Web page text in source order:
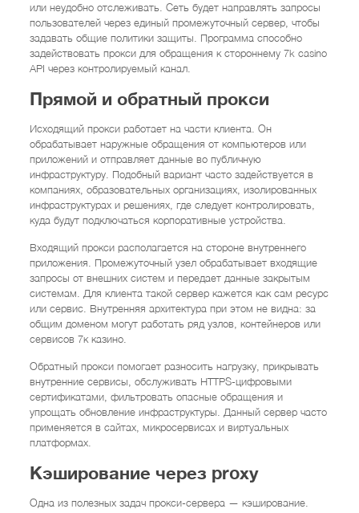
или неудобно отслеживать. Сеть будет направлять запросы
пользователей через единый промежуточный сервер, чтобы
задавать общие политики защиты. Программа способно
задействовать прокси для обращения к стороннему 7k casino
API через контролируемый канал.
Прямой и обратный прокси
Исходящий прокси работает на части клиента. Он
обрабатывает наружные обращения от компьютеров или
приложений и отправляет данные во публичную
инфраструктуру. Подобный вариант часто задействуется в
компаниях, образовательных организациях, изолированных
инфраструктурах и решениях, где следует контролировать,
куда будут подключаться корпоративные устройства.
Входящий прокси располагается на стороне внутреннего
приложения. Промежуточный узел обрабатывает входящие
запросы от внешних систем и передает данные закрытым
системам. Для клиента такой сервер кажется как сам ресурс
или сервис. Внутренняя архитектура при этом не видна: за
общим доменом могут работать ряд узлов, контейнеров или
сервисов 7к казино.
Обратный прокси помогает разносить нагрузку, прикрывать
внутренние сервисы, обслуживать HTTPS-цифровыми
сертификатами, фильтровать опасные обращения и
упрощать обновление инфраструктуры. Данный сервер часто
применяется в сайтах, микросервисах и виртуальных
платформах.
Кэширование через proxy
Одна из полезных задач прокси-сервера — кэширование.